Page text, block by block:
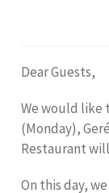
Dear Guests,
We would like
(Monday),
Restaurant
On this day,